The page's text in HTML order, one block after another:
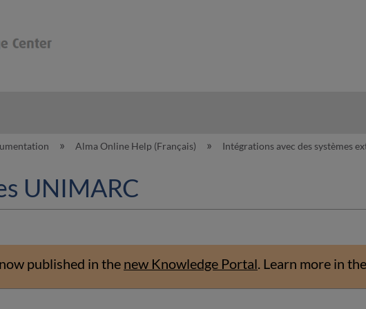
Alma Online Help (Français) Intégrations avec des systèmes
UNIMARC
published in the new Knowledge Portal. Learn more in the